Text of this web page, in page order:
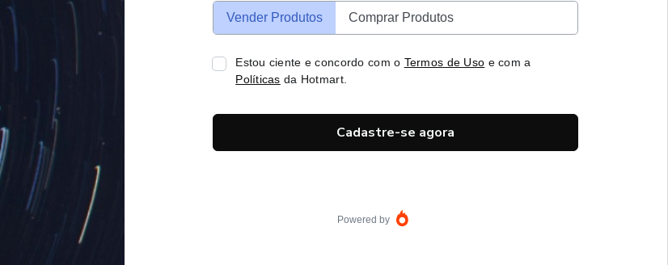
Vender Produtos Comprar Produtos
Estou ciente e concordo com o Termos de Uso e com a
Políticas da Hotmart.
Cadastre-se agora
Powered by